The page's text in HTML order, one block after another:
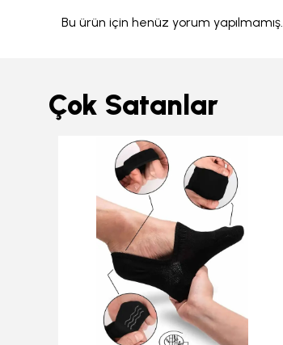
Bu ürün için henüz yorum yapılmamış.
Çok Satanlar